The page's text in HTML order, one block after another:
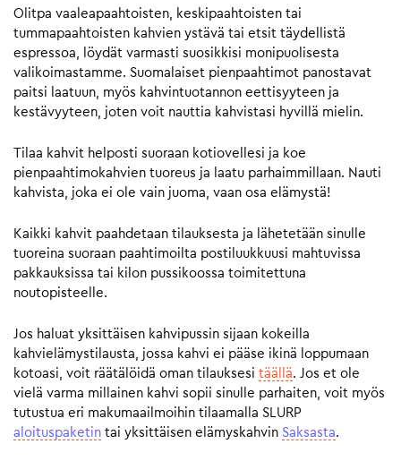
Olitpa vaaleapaahtoisten, keskipaahtoisten tai
tummapaahtoisten kahvien ystävä tai etsit täydellistä
espressoa, löydät varmasti suosikkisi monipuolisesta
valikoimastamme. Suomalaiset pienpaahtimot panostavat
paitsi laatuun, myös kahvintuotannon eettisyyteen ja
kestävyyteen, joten voit nauttia kahvistasi hyvillä mielin.
Tilaa kahvit helposti suoraan kotiovellesi ja koe
pienpaahtimokahvien tuoreus ja laatu parhaimmillaan. Nauti
kahvista, joka ei ole vain juoma, vaan osa elämystä!
Kaikki kahvit paahdetaan tilauksesta ja lähetetään sinulle
tuoreina suoraan paahtimoilta postiluukkuusi mahtuvissa
pakkauksissa tai kilon pussikoossa toimitettuna
noutopisteelle.
Jos haluat yksittäisen kahvipussin sijaan kokeilla
kahvielämystilausta, jossa kahvi ei pääse ikinä loppumaan
kotoasi, voit räätälöidä oman tilauksesi täällä. Jos et ole
vielä varma millainen kahvi sopii sinulle parhaiten, voit myös
tutustua eri makumaailmoihin tilaamalla SLURP
aloituspaketin tai yksittäisen elämyskahvin Saksasta.